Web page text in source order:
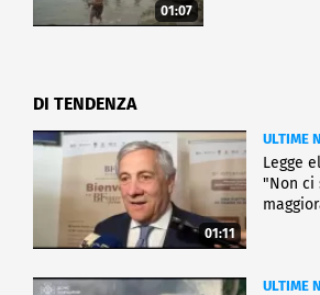
01:07
DI TENDENZA
01:11
ULTIME
Legge
"Non ci
ULTIME